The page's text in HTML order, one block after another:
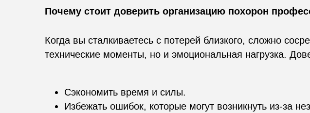
Почему стоит доверить организацию похорон
Когда вы сталкиваетесь с потерей близкого, сложно
технические моменты, но и эмоциональная нагрузка.
Сэкономить время и силы.
Избежать ошибок, которые могут возникнуть из-за